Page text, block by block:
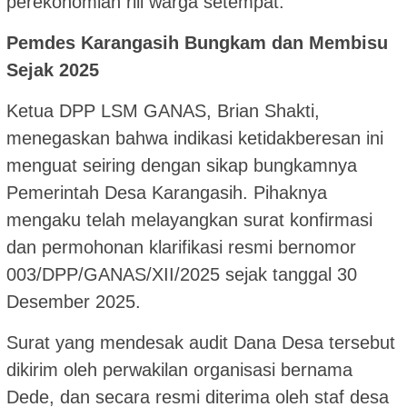
Pemdes Karangasih Bungkam dan Membisu
Sejak 2025
Ketua DPP LSM GANAS, Brian Shakti,
menegaskan bahwa indikasi ketidakberesan ini
menguat seiring dengan sikap bungkamnya
Pemerintah Desa Karangasih. Pihaknya
mengaku telah melayangkan surat konfirmasi
dan permohonan klarifikasi resmi bernomor
003/DPP/GANAS/XII/2025 sejak tanggal 30
Desember 2025.
Surat yang mendesak audit Dana Desa tersebut
dikirim oleh perwakilan organisasi bernama
Dede, dan secara resmi diterima oleh staf desa